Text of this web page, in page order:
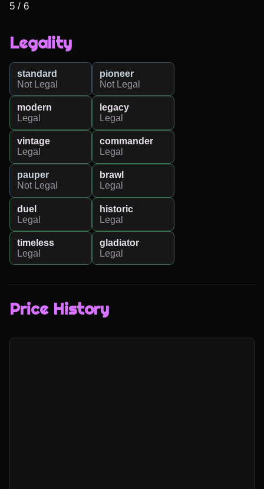
5 / 6
Legality
standard
Not Legal
pioneer
Not Legal
modern
Legal
legacy
Legal
vintage
Legal
commander
Legal
pauper
Not Legal
brawl
Legal
duel
Legal
historic
Legal
timeless
Legal
gladiator
Legal
Price History